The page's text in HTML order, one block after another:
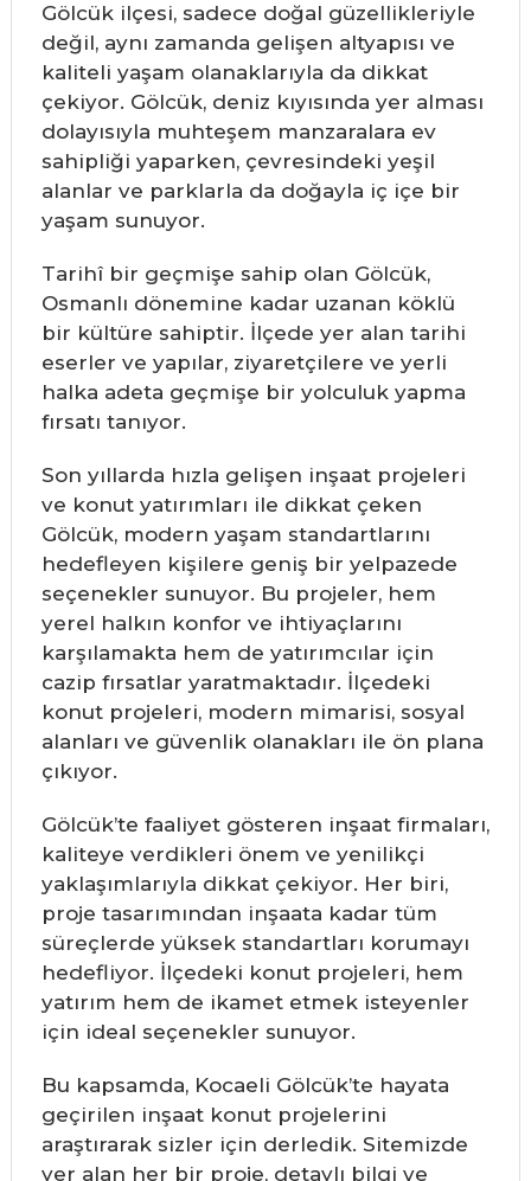
Gölcük ilçesi, sadece doğal güzellikleriyle
değil, aynı zamanda gelişen altyapısı ve
kaliteli yaşam olanaklarıyla da dikkat
çekiyor. Gölcük, deniz kıyısında yer alması
dolayısıyla muhteşem manzaralara ev
sahipliği yaparken, çevresindeki yeşil
alanlar ve parklarla da doğayla iç içe bir
yaşam sunuyor.
Tarihî bir geçmişe sahip olan Gölcük,
Osmanlı dönemine kadar uzanan köklü
bir kültüre sahiptir. İlçede yer alan tarihi
eserler ve yapılar, ziyaretçilere ve yerli
halka adeta geçmişe bir yolculuk yapma
fırsatı tanıyor.
Son yıllarda hızla gelişen inşaat projeleri
ve konut yatırımları ile dikkat çeken
Gölcük, modern yaşam standartlarını
hedefleyen kişilere geniş bir yelpazede
seçenekler sunuyor. Bu projeler, hem
yerel halkın konfor ve ihtiyaçlarını
karşılamakta hem de yatırımcılar için
cazip fırsatlar yaratmaktadır. İlçedeki
konut projeleri, modern mimarisi, sosyal
alanları ve güvenlik olanakları ile ön plana
çıkıyor.
Gölcük’te faaliyet gösteren inşaat firmaları,
kaliteye verdikleri önem ve yenilikçi
yaklaşımlarıyla dikkat çekiyor. Her biri,
proje tasarımından inşaata kadar tüm
süreçlerde yüksek standartları korumayı
hedefliyor. İlçedeki konut projeleri, hem
yatırım hem de ikamet etmek isteyenler
için ideal seçenekler sunuyor.
Bu kapsamda, Kocaeli Gölcük’te hayata
geçirilen inşaat konut projelerini
araştırarak sizler için derledik. Sitemizde
yer alan her bir proje, detaylı bilgi ve